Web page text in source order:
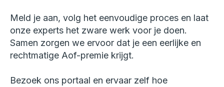
Meld je aan, volg het eenvoudige proces en laat
onze experts het zware werk voor je doen.
Samen zorgen we ervoor dat je een eerlijke en
rechtmatige Aof-premie krijgt.
Bezoek ons portaal en ervaar zelf hoe